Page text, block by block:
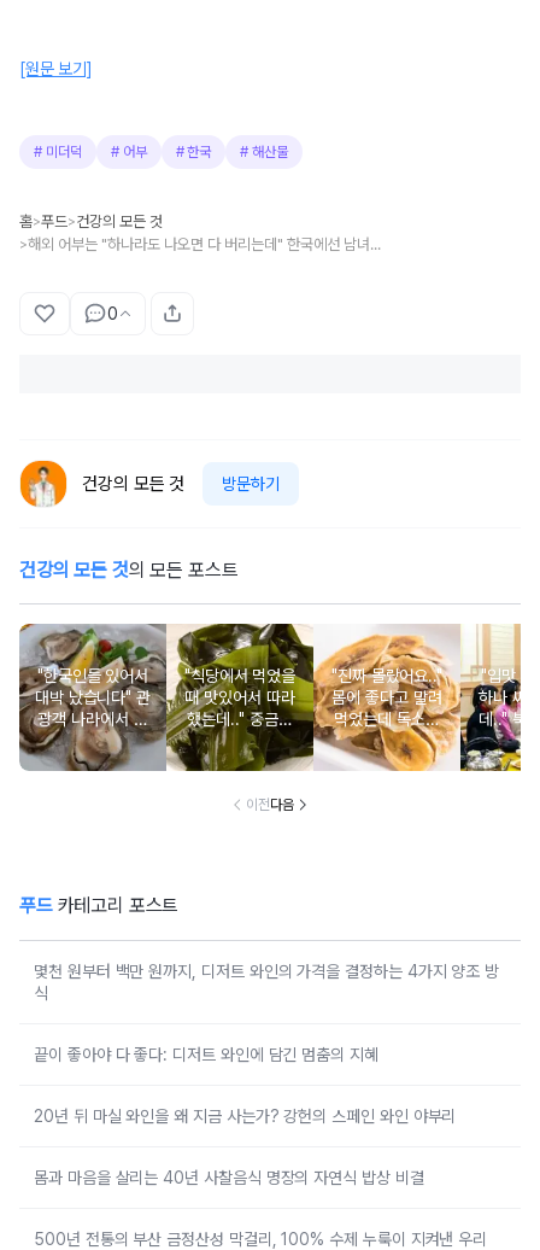
[원문 보기]
# 미더덕 # 어부 #한국 #해산물
홈>푸드>건강의 모든 것
> 해외 어부는 "하나라도 나오면 다 버리는데" 한국에선 남녀노소 사랑하는 음식
0
건강의 모든 것 방문하기
건강의 모든 것의 모든 포스트
"한국인들 있어서
대박 났습니다" 관
광객 나라에서 남
녀노소 보양식처
럼 먹는 음식
"식당에서 먹었을
때 맛있어서 따라
했는데.." 중금속
싹 다 빠질 줄 몰
랐어요
"진짜 몰랐어요.."
몸에 좋다고 말려
먹었는데 독소를
먹고 있었던 의외
의 음식
"입맛 없
하나 싸
데.." 북
외로 안
건
이전다음
푸드카테고리 포스트
몇천 원부터 백만 원까지, 디저트 와인의 가격을 결정하는 4가지 양조 방
식
끝이 좋아야 다 좋다: 디저트 와인에 담긴 멈춤의 지혜
20년 뒤 마실 와인을 왜 지금 사는가? 강헌의 스페인 와인 야부리
몸과 마음을 살리는 40년 사찰음식 명장의 자연식 밥상 비결
500년 전통의 부산 금정산성 막걸리, 100% 수제 누룩이 지켜낸 우리